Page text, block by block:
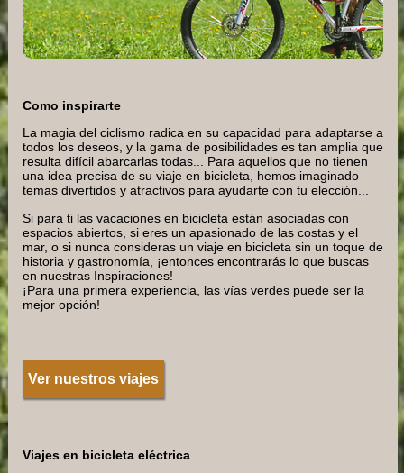
Como inspirarte
La magia del ciclismo radica en su capacidad para adaptarse a
todos los deseos, y la gama de posibilidades es tan amplia que
resulta difícil abarcarlas todas... Para aquellos que no tienen
una idea precisa de su viaje en bicicleta, hemos imaginado
temas divertidos y atractivos para ayudarte con tu elección...
Si para ti las vacaciones en bicicleta están asociadas con
espacios abiertos, si eres un apasionado de las costas y el
mar, o si nunca consideras un viaje en bicicleta sin un toque de
historia y gastronomía, ¡entonces encontrarás lo que buscas
en nuestras Inspiraciones!
¡Para una primera experiencia, las vías verdes puede ser la
mejor opción!
Ver nuestros viajes
Viajes en bicicleta eléctrica